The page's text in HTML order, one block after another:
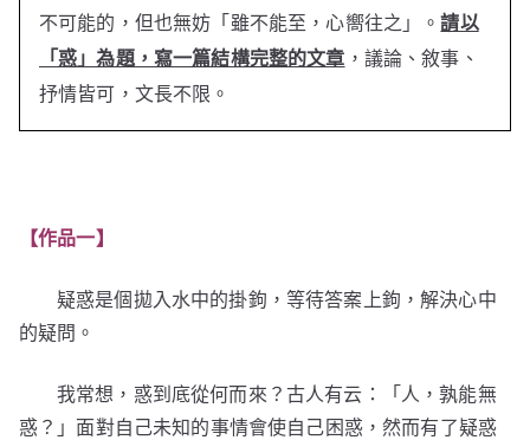
不可能的，但也無妨「雖不能至，心嚮往之」。請以
「惑」為題，寫一篇結構完整的文章 ，議論、敘事、
抒情皆可，文長不限。
【作品一】
疑惑是個拋入水中的掛鉤，等待答案上鉤，解決心中
的疑問。
我常想，惑到底從何而來？古人有云：「人，孰能無
惑？」面對自己未知的事情會使自己困惑，然而有了疑惑